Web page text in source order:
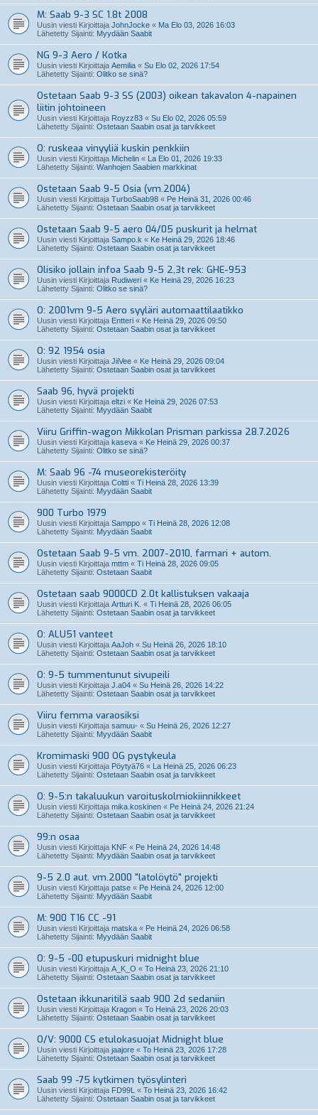
M: Saab 9-3 SC 1.8t 2008
Uusin viesti Kirjoittaja JohnJocke « Ma Elo 03, 2026 16:03
Lähetetty Sijainti: Myydään Saabit
NG 9-3 Aero / Kotka
Uusin viesti Kirjoittaja Aemilia « Su Elo 02, 2026 17:54
Lähetetty Sijainti: Olitko se sinä?
Ostetaan Saab 9-3 SS (2003) oikean takavalon 4-napainen
liitin johtoineen
Uusin viesti Kirjoittaja Royzz83 « Su Elo 02, 2026 05:59
Lähetetty Sijainti: Ostetaan Saabin osat ja tarvikkeet
O: ruskeaa vinyyliä kuskin penkkiin
Uusin viesti Kirjoittaja Michelin « La Elo 01, 2026 19:33
Lähetetty Sijainti: Wanhojen Saabien markkinat
Ostetaan Saab 9-5 Osia (vm.2004)
Uusin viesti Kirjoittaja TurboSaab98 « Pe Heinä 31, 2026 00:46
Lähetetty Sijainti: Ostetaan Saabin osat ja tarvikkeet
Ostetaan Saab 9-5 aero 04/05 puskurit ja helmat
Uusin viesti Kirjoittaja Sampo.k « Ke Heinä 29, 2026 18:46
Lähetetty Sijainti: Ostetaan Saabin osat ja tarvikkeet
Olisiko jollain infoa Saab 9-5 2,3t rek: GHE-953
Uusin viesti Kirjoittaja Rudiweri « Ke Heinä 29, 2026 16:23
Lähetetty Sijainti: Olitko se sinä?
O: 2001vm 9-5 Aero syyläri automaattilaatikko
Uusin viesti Kirjoittaja Entteri « Ke Heinä 29, 2026 09:50
Lähetetty Sijainti: Ostetaan Saabin osat ja tarvikkeet
O: 92 1954 osia
Uusin viesti Kirjoittaja JiiVee « Ke Heinä 29, 2026 09:04
Lähetetty Sijainti: Ostetaan Saabin osat ja tarvikkeet
Saab 96, hyvä projekti
Uusin viesti Kirjoittaja eltzi « Ke Heinä 29, 2026 07:53
Lähetetty Sijainti: Myydään Saabit
Viiru Griffin-wagon Mikkolan Prisman parkissa 28.7.2026
Uusin viesti Kirjoittaja kaseva « Ke Heinä 29, 2026 00:37
Lähetetty Sijainti: Olitko se sinä?
M: Saab 96 -74 museorekisteröity
Uusin viesti Kirjoittaja Coltti « Ti Heinä 28, 2026 13:39
Lähetetty Sijainti: Myydään Saabit
900 Turbo 1979
Uusin viesti Kirjoittaja Samppo « Ti Heinä 28, 2026 12:08
Lähetetty Sijainti: Myydään Saabit
Ostetaan Saab 9-5 vm. 2007-2010, farmari + autom.
Uusin viesti Kirjoittaja mttm « Ti Heinä 28, 2026 09:05
Lähetetty Sijainti: Ostetaan Saabit
Ostetaan saab 9000CD 2.0t kallistuksen vakaaja
Uusin viesti Kirjoittaja Artturi K. « Ti Heinä 28, 2026 06:05
Lähetetty Sijainti: Ostetaan Saabin osat ja tarvikkeet
O: ALU51 vanteet
Uusin viesti Kirjoittaja AaJoh « Su Heinä 26, 2026 18:10
Lähetetty Sijainti: Ostetaan Saabin osat ja tarvikkeet
O: 9-5 tummentunut sivupeili
Uusin viesti Kirjoittaja J.a04 « Su Heinä 26, 2026 14:22
Lähetetty Sijainti: Ostetaan Saabin osat ja tarvikkeet
Viiru femma varaosiksi
Uusin viesti Kirjoittaja samuu- « Su Heinä 26, 2026 12:27
Lähetetty Sijainti: Myydään Saabit
Kromimaski 900 OG pystykeula
Uusin viesti Kirjoittaja Pöytyä76 « La Heinä 25, 2026 06:23
Lähetetty Sijainti: Ostetaan Saabin osat ja tarvikkeet
O: 9-5:n takaluukun varoituskolmiokiinnikkeet
Uusin viesti Kirjoittaja mika.koskinen « Pe Heinä 24, 2026 21:24
Lähetetty Sijainti: Ostetaan Saabin osat ja tarvikkeet
99:n osaa
Uusin viesti Kirjoittaja KNF « Pe Heinä 24, 2026 14:48
Lähetetty Sijainti: Myydään Saabin osat ja tarvikkeet
9-5 2.0 aut. vm.2000 "latolöytö" projekti
Uusin viesti Kirjoittaja patse « Pe Heinä 24, 2026 12:00
Lähetetty Sijainti: Myydään Saabit
M: 900 T16 CC -91
Uusin viesti Kirjoittaja matska « Pe Heinä 24, 2026 06:58
Lähetetty Sijainti: Myydään Saabit
O: 9-5 -00 etupuskuri midnight blue
Uusin viesti Kirjoittaja A_K_O « To Heinä 23, 2026 21:10
Lähetetty Sijainti: Ostetaan Saabin osat ja tarvikkeet
Ostetaan ikkunaritilä saab 900 2d sedaniin
Uusin viesti Kirjoittaja Kragon « To Heinä 23, 2026 20:03
Lähetetty Sijainti: Ostetaan Saabin osat ja tarvikkeet
O/V: 9000 CS etulokasuojat Midnight blue
Uusin viesti Kirjoittaja jaajore « To Heinä 23, 2026 17:28
Lähetetty Sijainti: Ostetaan Saabin osat ja tarvikkeet
Saab 99 -75 kytkimen työsylinteri
Uusin viesti Kirjoittaja FD99L « To Heinä 23, 2026 16:42
Lähetetty Sijainti: Ostetaan Saabin osat ja tarvikkeet